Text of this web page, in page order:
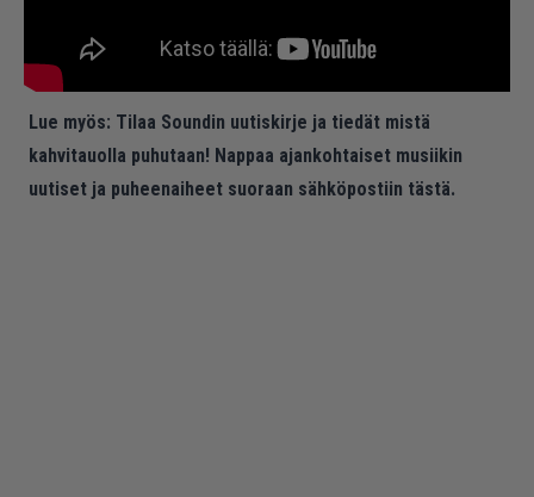
Lue myös: Tilaa Soundin uutiskirje ja tiedät mistä
kahvitauolla puhutaan! Nappaa ajankohtaiset musiikin
uutiset ja puheenaiheet suoraan sähköpostiin tästä.